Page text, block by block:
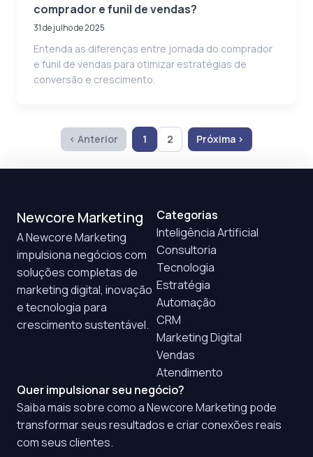
comprador e funil de vendas?
31 de julho de 2025
Entenda as diferenças entre jornada do comprador
e funil de vendas para otimizar estratégias de
conversão e crescimento.
‹ Anterior 1 2 Próxima ›
Newcore Marketing
A Newcore Marketing
impulsiona negócios com
soluções completas de
marketing digital, inovação
e tecnologia para
crescimento sustentável.
Categorias
Inteligência Artificial
Consultoria
Tecnologia
Estratégia
Automação
CRM
Marketing Digital
Vendas
Atendimento
Quer impulsionar seu negócio?
Saiba mais sobre como a Newcore Marketing pode
transformar seus resultados e criar conexões reais
com seus clientes.